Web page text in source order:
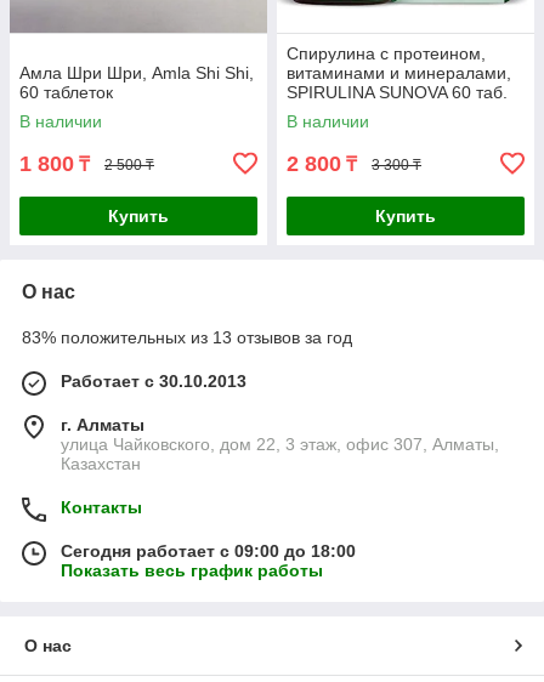
Амла Шри Шри, Amla Shi Shi,
60 таблеток
В наличии
1 800 ₸ 2 500 ₸
Купить
Спирулина с протеином,
витаминами и минералами,
SPIRULINA SUNOVA 60 таб.
В наличии
2 800 ₸ 3 300 ₸
Купить
О нас
83% положительных из 13 отзывов за год
Работает с 30.10.2013
г. Алматы
улица Чайковского, дом 22, 3 этаж, офис 307, Алматы,
Казахстан
Контакты
Сегодня работает с 09:00 до 18:00
Показать весь график работы
О нас